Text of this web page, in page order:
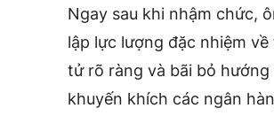
Ngay sau khi nhậm chức,
lập lực lượng đặc nhiệm
tử rõ ràng và bãi bỏ hướng
khuyến khích các ngân